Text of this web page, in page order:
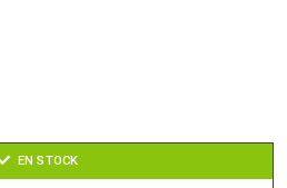
EN STOCK